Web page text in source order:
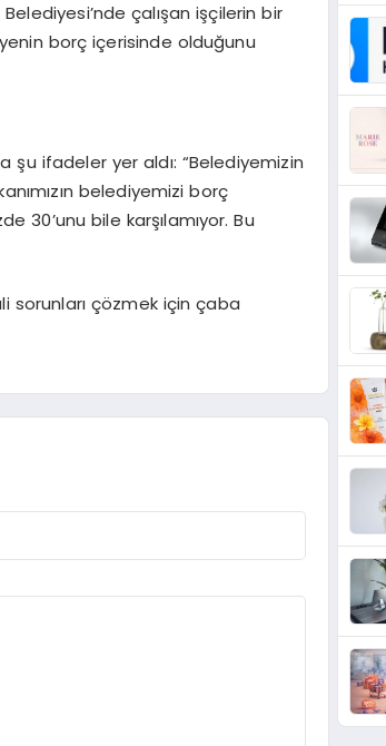
çalışan işçilerin bir
borç içerisinde olduğunu
ifadeler yer aldı: “Belediyemizin
belediyemizi borç
30’unu bile karşılamıyor. Bu
sorunları çözmek için çaba